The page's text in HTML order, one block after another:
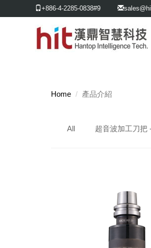
+886-4-2285-0838#9
Home 產品介紹
All 超音波加工刀把